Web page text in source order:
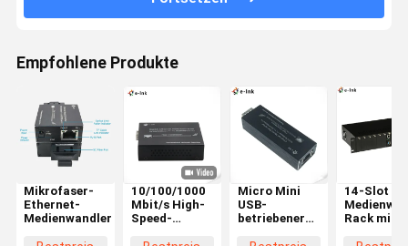
Empfohlene Produkte
Mikrofaser-
Ethernet-
Medienwandler
10/100/1000
Mbit/s High-
Speed-
Micro Mini
USB-
betriebener
14-Slot
Rack mit